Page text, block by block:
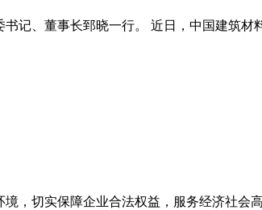
记、董事长郅晓一行。 近日，中国建筑材
，切实保障企业合法权益，服务经济社会